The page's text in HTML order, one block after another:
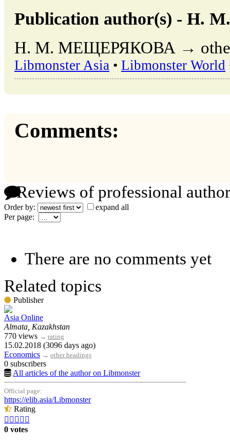
Publication author(s) -
Н. М. МЕЩЕРЯКОВА → other
Libmonster Asia • Libmonster World
Comments:
Reviews of professional
Order by:
expand all
Per page:
There are no comments yet
Related topics
Publisher
Asia Online
Almata, Kazakhstan
770 views → rating
15.02.2018 (3096 days ago)
Economics → other headings
0 subscribers
All articles of the author on Libmonster
Official page:
https://elib.asia/Libmonster
Rating
    
0 votes